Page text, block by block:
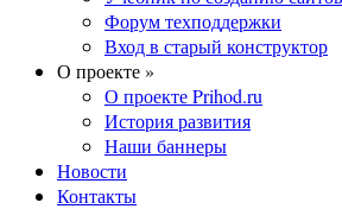
Форум техподдержки
Вход в старый конструктор
О проекте »
О проекте Prihod.ru
История развития
Наши баннеры
Новости
Контакты